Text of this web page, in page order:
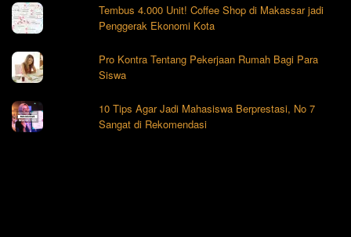
Tembus 4.000 Unit! Coffee Shop di Makassar jadi
Penggerak Ekonomi Kota
Pro Kontra Tentang Pekerjaan Rumah Bagi Para
Siswa
10 Tips Agar Jadi Mahasiswa Berprestasi, No 7
Sangat di Rekomendasi